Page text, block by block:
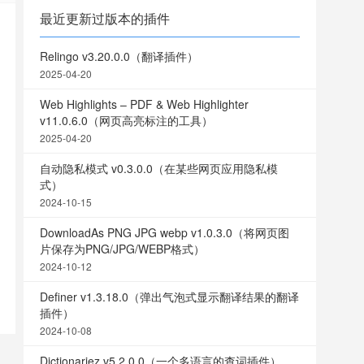
最近更新过版本的插件
Relingo v3.20.0.0（翻译插件）
2025-04-20
Web Highlights – PDF & Web Highlighter
v11.0.6.0（网页高亮标注的工具）
2025-04-20
自动隐私模式 v0.3.0.0（在某些网页应用隐私模
式）
2024-10-15
DownloadAs PNG JPG webp v1.0.3.0（将网页图
片保存为PNG/JPG/WEBP格式）
2024-10-12
Definer v1.3.18.0（弹出气泡式显示翻译结果的翻译
插件）
2024-10-08
Dictionariez v5.2.0.0（一个多语言的查词插件）